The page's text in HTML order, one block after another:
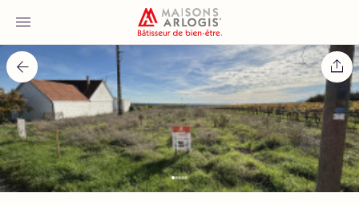
Accueil
Nos maisons
Nos annonces